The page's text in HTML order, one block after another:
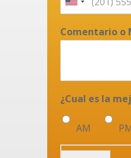
Comentario o
¿Cual es la
AM